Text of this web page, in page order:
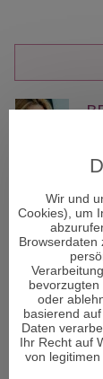
Hellsehen
Beratung mit
Wir und
Cookies), um
Browserdaten
oder
basierend
Daten
Ihr Recht auf
von